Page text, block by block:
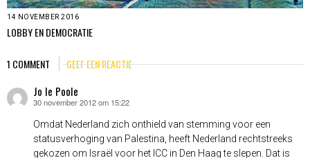
14 NOVEMBER 2016
LOBBY EN DEMOCRATIE
1 COMMENT GEEF EEN REACTIE
Jo le Poole
schreef:
30 november 2012 om 15:22
Omdat Nederland zich onthield van stemming voor een
statusverhoging van Palestina, heeft Nederland rechtstreeks
gekozen om Israël voor het ICC in Den Haag te slepen. Dat is